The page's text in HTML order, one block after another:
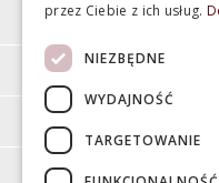
przez Ciebie z ich usług.
NIEZBĘDNE
WYDAJNOŚĆ
TARGETOWANIE